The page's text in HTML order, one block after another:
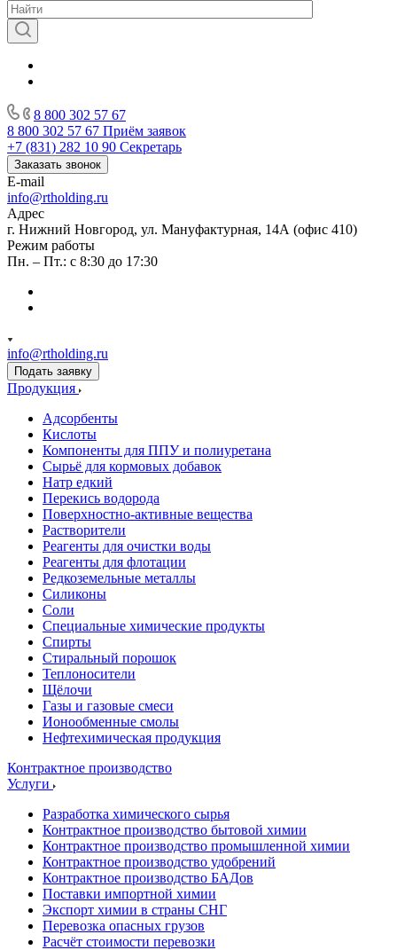
8 800 302 57 67
8 800 302 57 67 Приём заявок
+7 (831) 282 10 90 Секретарь
Заказать звонок
E-mail
info@rtholding.ru
Адрес
г. Нижний Новгород, ул. Мануфактурная, 14А (офис 410)
Режим работы
Пн. – Пт.: с 8:30 до 17:30
info@rtholding.ru
Подать заявку
Продукция
Адсорбенты
Кислоты
Компоненты для ППУ и полиуретана
Сырьё для кормовых добавок
Натр едкий
Перекись водорода
Поверхностно-активные вещества
Растворители
Реагенты для очистки воды
Реагенты для флотации
Редкоземельные металлы
Силиконы
Соли
Специальные химические продукты
Спирты
Стиральный порошок
Теплоносители
Щёлочи
Газы и газовые смеси
Ионообменные смолы
Нефтехимическая продукция
Контрактное производство
Услуги
Разработка химического сырья
Контрактное производство бытовой химии
Контрактное производство промышленной химии
Контрактное производство удобрений
Контрактное производство БАДов
Поставки импортной химии
Экспорт химии в страны СНГ
Перевозка опасных грузов
Расчёт стоимости перевозки